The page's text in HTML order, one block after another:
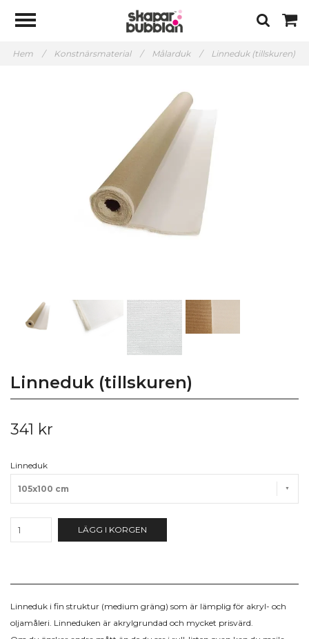
Hem / Konstnärsmaterial / Målarduk / Linneduk (tillskuren)
Linneduk (tillskuren)
341 kr
Linneduk
105x100 cm
LÄGG I KORGEN
Linneduk i fin struktur (medium gräng) som är lämplig för akryl- och
oljamåleri. Linneduken är akrylgrundad och mycket prisvärd.